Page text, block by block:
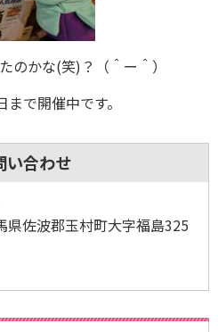
のかな(笑)？（＾ー＾）
で開催中です。
い合わせ
佐波郡玉村町大字福島325